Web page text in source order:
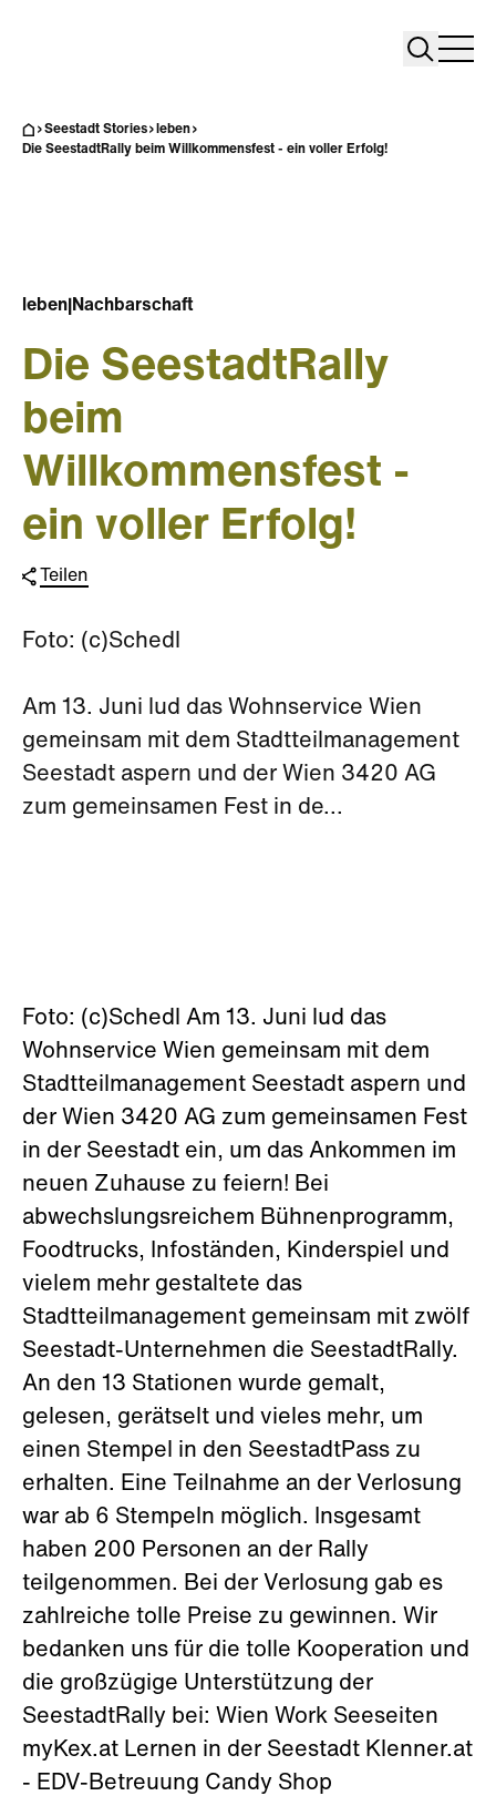
Search
Seestadt Stories
leben
Die SeestadtRally beim Willkommensfest - ein voller Erfolg!
leben Nachbarschaft
Die SeestadtRally
beim
Willkommensfest -
ein voller Erfolg!
Teilen
Foto: (c)Schedl
Am 13. Juni lud das Wohnservice Wien
gemeinsam mit dem Stadtteilmanagement
Seestadt aspern und der Wien 3420 AG
zum gemeinsamen Fest in de...
Foto: (c)Schedl Am 13. Juni lud das
Wohnservice Wien gemeinsam mit dem
Stadtteilmanagement Seestadt aspern und
der Wien 3420 AG zum gemeinsamen Fest
in der Seestadt ein, um das Ankommen im
neuen Zuhause zu feiern! Bei
abwechslungsreichem Bühnenprogramm,
Foodtrucks, Infoständen, Kinderspiel und
vielem mehr gestaltete das
Stadtteilmanagement gemeinsam mit zwölf
Seestadt-Unternehmen die SeestadtRally.
An den 13 Stationen wurde gemalt,
gelesen, gerätselt und vieles mehr, um
einen Stempel in den SeestadtPass zu
erhalten. Eine Teilnahme an der Verlosung
war ab 6 Stempeln möglich. Insgesamt
haben 200 Personen an der Rally
teilgenommen. Bei der Verlosung gab es
zahlreiche tolle Preise zu gewinnen. Wir
bedanken uns für die tolle Kooperation und
die großzügige Unterstützung der
SeestadtRally bei: Wien Work Seeseiten
myKex.at Lernen in der Seestadt Klenner.at
- EDV-Betreuung Candy Shop